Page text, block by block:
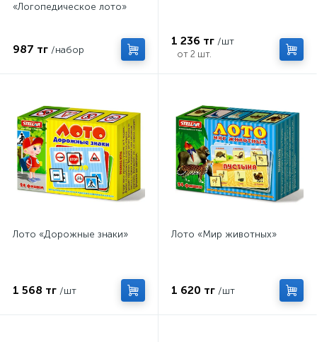
«Логопедическое лото»
987 тг /набор
1 236 тг /шт
от 2 шт.
Лото «Дорожные знаки»
1 568 тг /шт
Лото «Мир животных»
1 620 тг /шт